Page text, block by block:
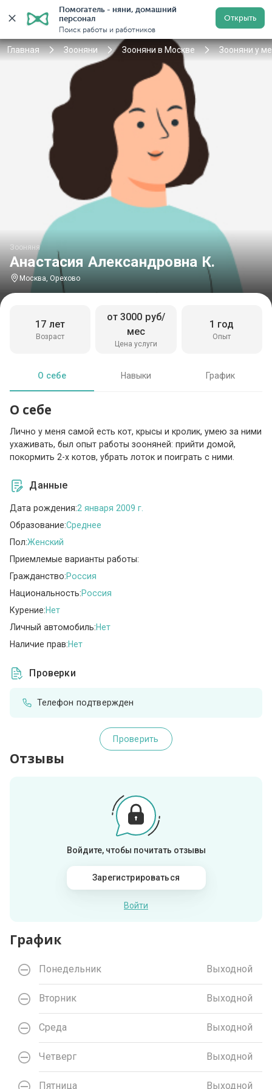
Помогатель - няни, домашний
персонал
Поиск работы и работников
Открыть
Регистрация
Главная Зооняни Зооняни в Москве Зооняни у
Анастасия Александровна К.
Зооняня
Москва, Орехово
Возраст
17 лет
Цена услуги
от 3000 руб/
мес
Опыт
1 год
О себе Навыки График
О себе
Лично у меня самой есть кот, крысы и кролик, умею за ними
ухаживать, был опыт работы зооняней: прийти домой,
покормить 2-х котов, убрать лоток и поиграть с ними.
Данные
Дата рождения:2 января 2009 г.
Образование:Среднее
Пол:Женский
Приемлемые варианты работы:
Гражданство:Россия
Национальность:Россия
Курение:Нет
Личный автомобиль:Нет
Наличие прав:Нет
Проверки
Телефон подтвержден
Проверить
Отзывы
Войдите, чтобы почитать отзывы
Зарегистрироваться
Войти
График
Понедельник Выходной
Вторник Выходной
Среда Выходной
Четверг Выходной
Пятница Выходной